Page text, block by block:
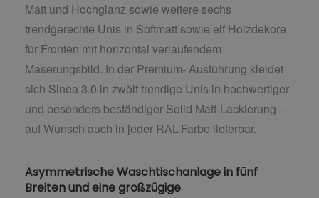
Matt und Hochglanz sowie weitere sechs
trendgerechte Unis in Softmatt sowie elf Holzdekore
für Fronten mit horizontal verlaufendem
Maserungsbild. In der Premium- Ausführung kleidet
sich Sinea 3.0 in zwölf trendige Unis in hochwertiger
und besonders beständiger Solid Matt-Lackierung –
auf Wunsch auch in jeder RAL-Farbe lieferbar.
Asymmetrische Waschtischanlage in fünf
Breiten und eine großzügige